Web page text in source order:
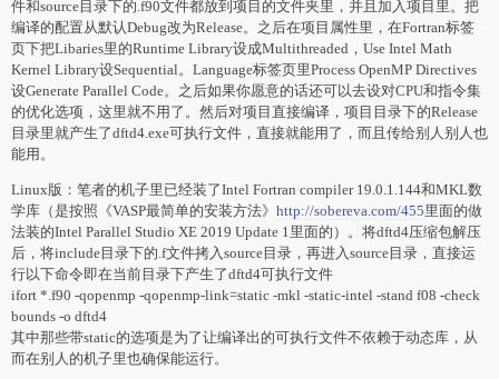
件和source目录下的.f90文件都放到项目的文件夹里，并且加入项目里。把
编译的配置从默认Debug改为Release。之后在项目属性里，在Fortran标签
页下把Libaries里的Runtime Library设成Multithreaded，Use Intel Math
Kernel Library设Sequential。Language标签页里Process OpenMP Directives
设Generate Parallel Code。之后如果你愿意的话还可以去设对CPU和指令集
的优化选项，这里就不用了。然后对项目直接编译，项目目录下的Release
目录里就产生了dftd4.exe可执行文件，直接就能用了，而且传给别人别人也
能用。
Linux版：笔者的机子里已经装了Intel Fortran compiler 19.0.1.144和MKL数
学库（是按照《VASP最简单的安装方法》 http://sobereva.com/455里面的做
法装的Intel Parallel Studio XE 2019 Update 1里面的）。将dftd4压缩包解压
后，将include目录下的.f文件拷入source目录，再进入source目录，直接运
行以下命令即在当前目录下产生了dftd4可执行文件
ifort *.f90 -qopenmp -qopenmp-link=static -mkl -static-intel -stand f08 -check
bounds -o dftd4
其中那些带static的选项是为了让编译出的可执行文件不依赖于动态库，从
而在别人的机子里也确保能运行。